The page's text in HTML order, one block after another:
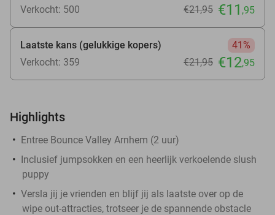
Verkocht: 500
€21,95 €11 ,95
Laatste kans (gelukkige kopers)
41%
Verkocht: 359
€21,95 €12,95
Highlights
Entree Bounce Valley Arnhem (2 uur)
Inclusief jumpsokken en een heerlijk verkoelende slush
puppy
Versla jij je vrienden en blijf jij als laatste over op de
wipe out-attracties, trotseer je de spannende obstacle